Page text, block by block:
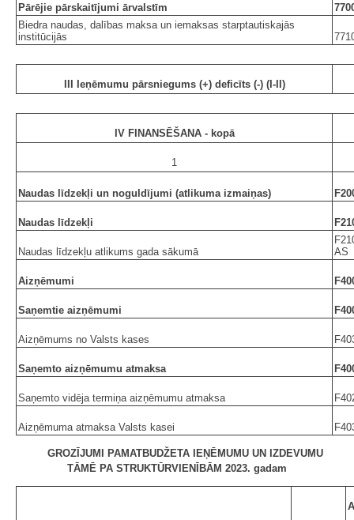
Pārējie pārskaitījumi ārvalstīm
Biedra naudas, dalības maksa un iemaksas starptautiskajās
institūcijās
III Ieņēmumu pārsniegums (+) deficīts (-) (I-II)
IV FINANSĒŠANA - kopā
1
Naudas līdzekļi un noguldījumi (atlikuma izmaiņas)
Naudas līdzekļi
Naudas līdzekļu atlikums gada sākumā
AS
Aizņēmumi
Saņemtie aizņēmumi
Aizņēmums no Valsts kases
Saņemto aizņēmumu atmaksa
Saņemto vidēja termiņa aizņēmumu atmaksa
Aizņēmuma atmaksa Valsts kasei
GROZĪJUMI PAMATBUDŽETA IEŅĒMUMU UN IZDEVUMU
TĀMĒ PA STRUKTŪRVIENĪBĀM 2023. gadam